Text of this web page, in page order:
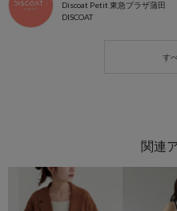
Discoat Petit 東急プラザ蒲田
DISCOAT